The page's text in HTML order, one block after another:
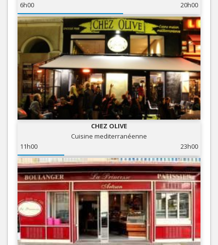
6h00
20h00
CHEZ OLIVE
Cuisine mediterranéenne
11h00
23h00